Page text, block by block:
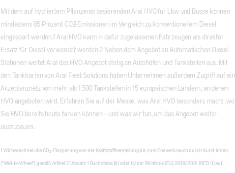
Mit dem auf hydriertem Pflanzenöl basierenden Aral HVO für Lkw und Busse können
mindestens 85 Prozent CO2-Emissionen im Vergleich zu konventionellem Diesel
eingespart werden.1 Aral HVO kann in dafür zugelassenen Fahrzeugen als direkter
Ersatz für Diesel verwendet werden.2 Neben dem Angebot an Automatischen Diesel
Stationen weitet Aral das HVO-Angebot stetig an Autohöfen und Tankstellen aus. Mit
den Tankkarten von Aral Fleet Solutions haben Unternehmen außerdem Zugriff auf ein
Akzeptanznetz von mehr als 1.500 Tankstellen in 15 europäischen Ländern, an denen
HVO angeboten wird. Erfahren Sie auf der Messe, was Aral HVO besonders macht, wo
Sie HVO bereits heute tanken können – und was wir tun, um das Angebot weiter
auszubauen.
1 Wir berechnen die CO₂-Einsparung von der Kraftstoffherstellung bis zum Endverbrauch durch Kund:innen
("Well-to-Wheel") gemäß Artikel 31 Absatz 1 Buchstabe (b) oder (c) der Richtlinie (EU) 2018/2001 (RED II) auf